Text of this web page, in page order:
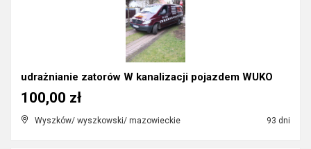
udrażnianie zatorów W kanalizacji pojazdem WUKO
Wyszków/ wyszkowski/ mazowieckie 93 dni
100,00 zł